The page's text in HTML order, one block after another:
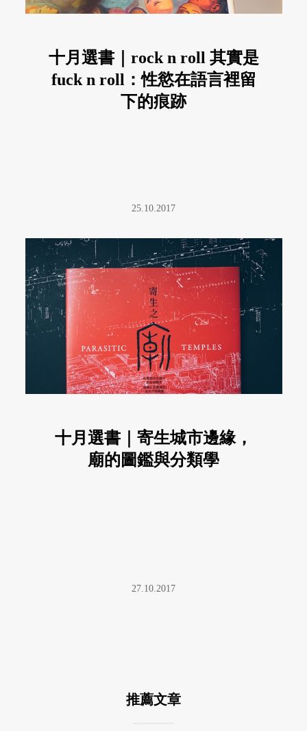
十月選書｜rock n roll 其實是
fuck n roll：性慾在語言裡留
下的痕跡
25.10.2017
十月選書｜寄生城市邊緣，
廟的圖鑑與分類學
27.10.2017
推薦文章